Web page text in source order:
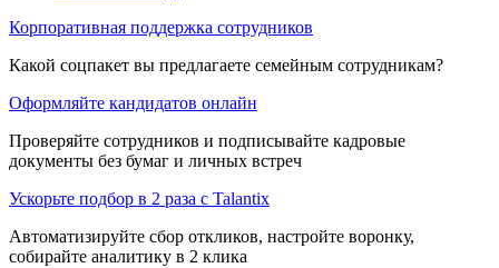
Корпоративная поддержка сотрудников
Какой соцпакет вы предлагаете семейным сотрудникам?
Оформляйте кандидатов онлайн
Проверяйте сотрудников и подписывайте кадровые
документы без бумаг и личных встреч
Ускорьте подбор в 2 раза с Talantix
Автоматизируйте сбор откликов, настройте воронку,
собирайте аналитику в 2 клика